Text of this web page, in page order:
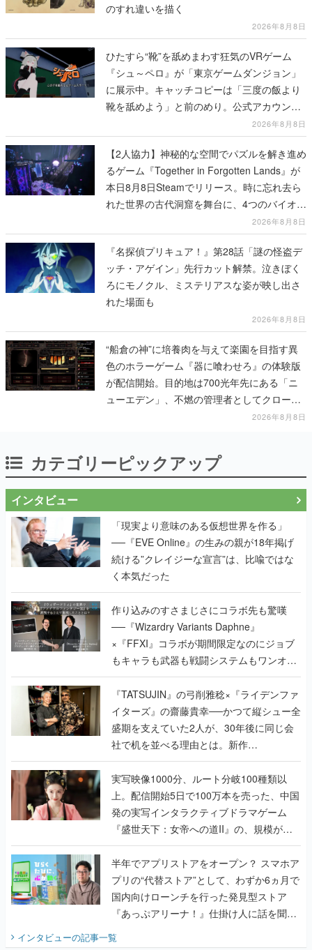
のすれ違いを描く
2026年8月8日
ひたすら“靴”を舐めまわす狂気のVRゲーム
『シュ～ペロ』が「東京ゲームダンジョン」
に展示中。キャッチコピーは「三度の飯より
靴を舐めよう」と前のめり。公式アカウント
も開設され、2026年リリースに向けて開発中
2026年8月8日
【2人協力】神秘的な空間でパズルを解き進め
るゲーム『Together in Forgotten Lands』が
本日8月8日Steamでリリース。時に忘れ去ら
れた世界の古代洞窟を舞台に、4つのバイオー
2026年8月8日
『名探偵プリキュア！』第28話「謎の怪盗デ
ッチ・アゲイン」先行カット解禁。泣きぼく
ろにモノクル、ミステリアスな姿が映し出さ
れた場面も
2026年8月8日
“船倉の神”に培養肉を与えて楽園を目指す異
色のホラーゲーム『器に喰わせろ』の体験版
が配信開始。目的地は700光年先にある「ニ
ューエデン」、不燃の管理者としてクローン
人間を増やし、加工して神に捧げる2026年8月8日
カテゴリーピックアップ
インタビュー
「現実より意味のある仮想世界を作る」
──『EVE Online』の生みの親が18年掲げ
続ける”クレイジーな宣言”は、比喩ではな
く本気だった
作り込みのすさまじさにコラボ先も驚嘆
──『Wizardry Variants Daphne』
×『FFXI』コラボが期間限定なのにジョブ
もキャラも武器も戦闘システムもワンオフ
で作り込まれた理由を両ディレクターに聞
く
『TATSUJIN』の弓削雅稔×『ライデンファ
イターズ』の齋藤貴幸──かつて縦シュー全
盛期を支えていた2人が、30年後に同じ会
社で机を並べる理由とは。新作
『TATSUJIN EXTREME』で初タッグを組
んだレジェンド2人に訊く開発秘話
実写映像1000分、ルート分岐100種類以
上。配信開始5日で100万本を売った、中国
発の実写インタラクティブドラマゲーム
『盛世天下：女帝への道II』の、規模が違
うこだわりをプロデューサーに聞いた
半年でアプリストアをオープン？ スマホア
プリの“代替ストア”として、わずか6ヵ月で
国内向けローンチを行った発見型ストア
『あっぷアリーナ！』仕掛け人に話を聞い
てみた
インタビューの記事一覧